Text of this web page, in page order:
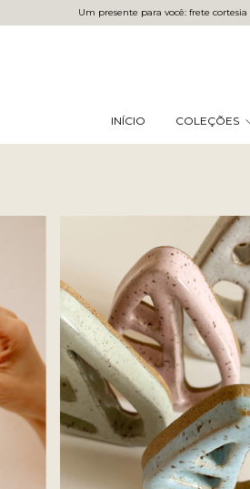
Um presente para você: frete cortesia
INÍCIO COLEÇÕES